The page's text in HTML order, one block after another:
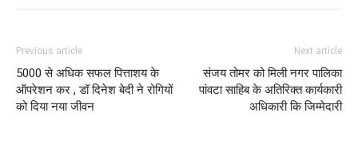
Previous article
5000 से अधिक सफल पित्ताशय के
ऑपरेशन कर , डॉ दिनेश बेदी ने रोगियों
को दिया नया जीवन
Next article
संजय तोमर को मिली नगर पालिका
पांवटा साहिब के अतिरिक्त कार्यकारी
अधिकारी कि जिम्मेदारी